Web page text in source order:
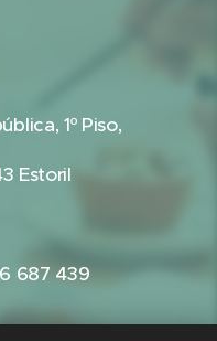
1º Piso,
Estoril
687 439